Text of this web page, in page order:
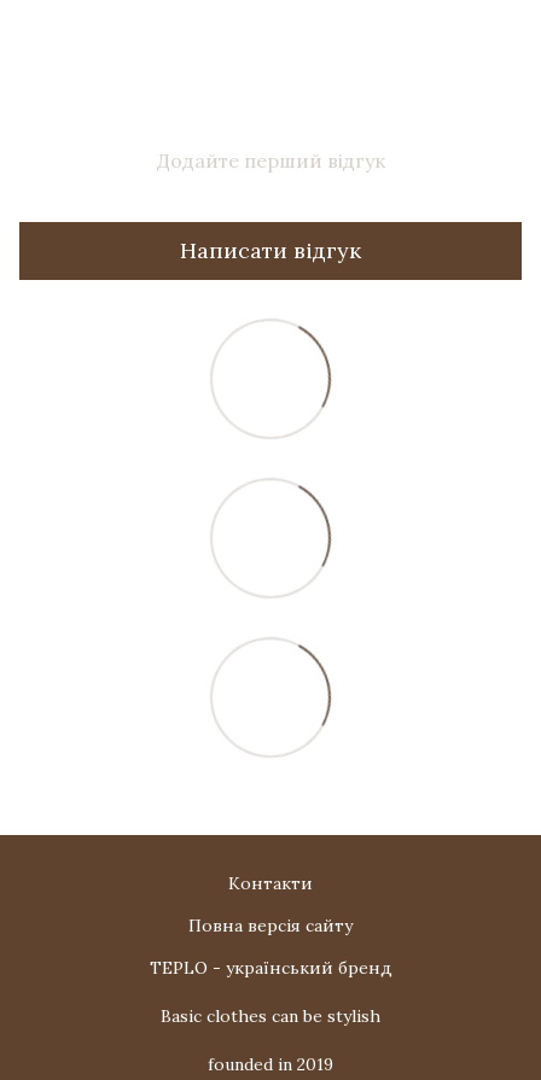
Додайте перший відгук
Написати відгук
Контакти
Повна версія сайту
TEPLO - український бренд
Basic clothes can be stylish
founded in 2019